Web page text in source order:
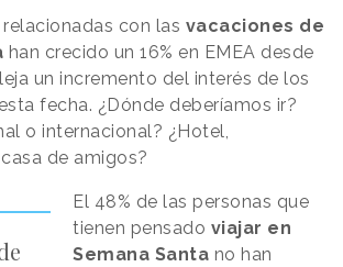
con las vacaciones de
han crecido un 16% en EMEA desde
un incremento del interés de los
fecha. ¿Dónde deberíamos ir?
o internacional? ¿Hotel,
de amigos?
El 48% de las personas que
tienen pensado viajar en
Semana Santa no han